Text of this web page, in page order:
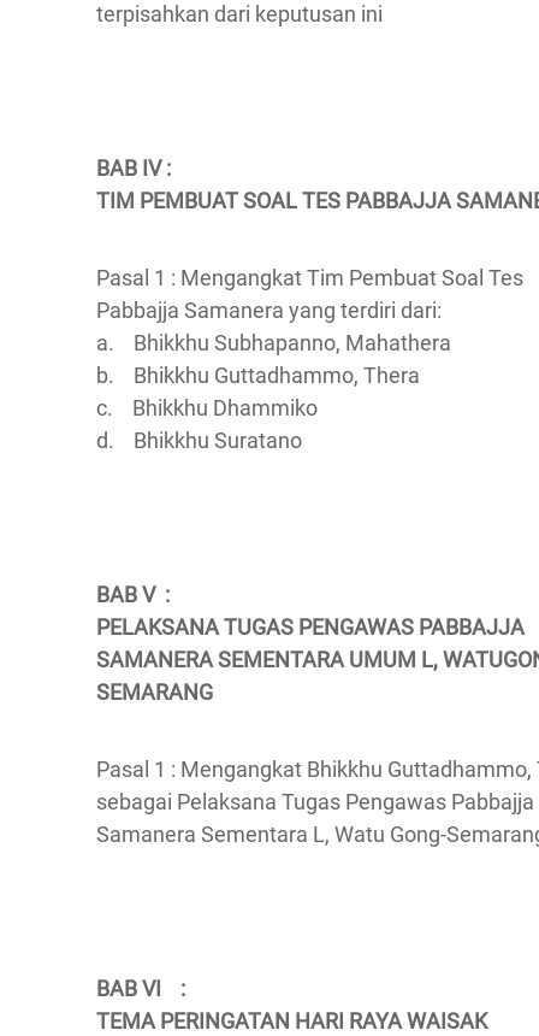
terpisahkan dari keputusan ini
BAB IV :
TIM PEMBUAT SOAL TES PABBAJJA
Pasal 1 : Mengangkat Tim Pembuat Soal Tes
Pabbajja Samanera yang terdiri dari:
a. Bhikkhu Subhapanno, Mahathera
b. Bhikkhu Guttadhammo, Thera
c. Bhikkhu Dhammiko
d. Bhikkhu Suratano
BAB V :
PELAKSANA TUGAS PENGAWAS PABBAJJA
SAMANERA SEMENTARA UMUM L,
SEMARANG
Pasal 1 : Mengangkat Bhikkhu Guttadhammo,
sebagai Pelaksana Tugas Pengawas Pabbajja
Samanera Sementara L, Watu Gong-
BAB VI :
TEMA PERINGATAN HARI RAYA WAISAK